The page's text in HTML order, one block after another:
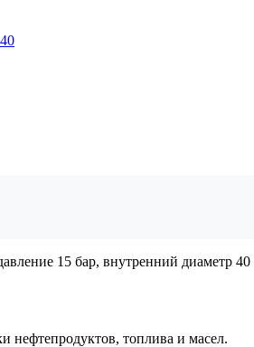
15 бар, внутренний диаметр
нефтепродуктов, топлива и масел.